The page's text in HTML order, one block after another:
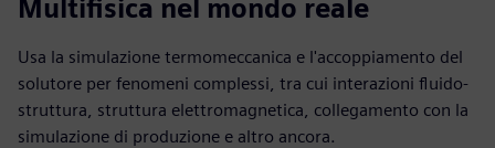
Multifisica nel mondo reale
Usa la simulazione termomeccanica e l'accoppiamento del
solutore per fenomeni complessi, tra cui interazioni fluido-
struttura, struttura elettromagnetica, collegamento con la
simulazione di produzione e altro ancora.